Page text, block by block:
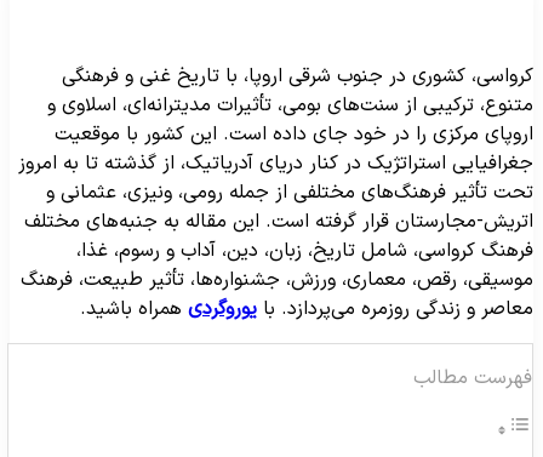
کشوری در جنوب شرقی اروپا، با تاریخ غنی و فرهنگی
ترکیبی از سنت‌های بومی، تأثیرات مدیترانه‌ای، اسلاوی و
مرکزی را در خود جای داده است. این کشور با موقعیت
استراتژیک در کنار دریای آدریاتیک، از گذشته تا به امروز
تأثیر فرهنگ‌های مختلفی از جمله رومی، ونیزی، عثمانی و
مجارستان قرار گرفته است. این مقاله به جنبه‌های مختلف
کرواسی، شامل تاریخ، زبان، دین، آداب و رسوم، غذا،
رقص، معماری، ورزش، جشنواره‌ها، تأثیر طبیعت، فرهنگ
و زندگی روزمره می‌پردازد. بایوروگردیهمراه باشید.
مطالب